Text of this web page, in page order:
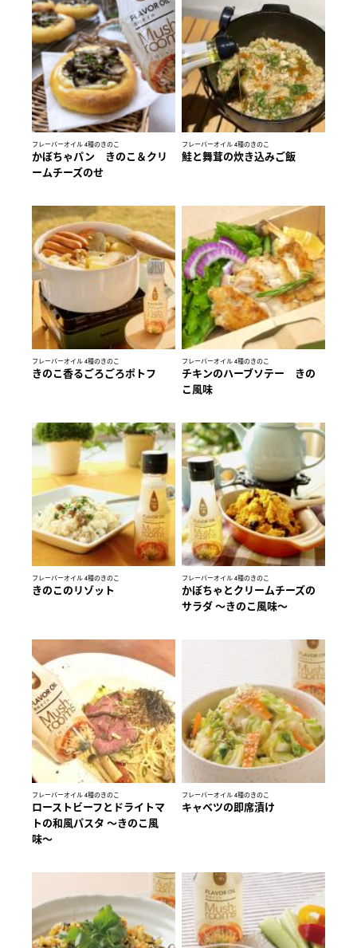
フレーバーオイル 4種のきのこ
かぼちゃパン きのこ＆クリ
ームチーズのせ
フレーバーオイル 4種のきのこ
鮭と舞茸の炊き込みご飯
フレーバーオイル 4種のきのこ
きのこ香るごろごろポトフ
フレーバーオイル 4種のきのこ
チキンのハーブソテー きの
こ風味
フレーバーオイル 4種のきのこ
きのこのリゾット
フレーバーオイル 4種のきのこ
かぼちゃとクリームチーズの
サラダ ～きのこ風味～
フレーバーオイル 4種のきのこ
ローストビーフとドライトマ
トの和風パスタ 〜きのこ風
味〜
フレーバーオイル 4種のきのこ
キャベツの即席漬け